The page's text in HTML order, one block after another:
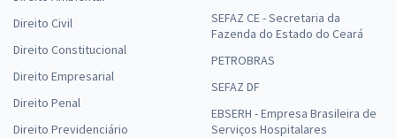
Direito Civil
Direito Constitucional
Direito Empresarial
Direito Penal
Direito Previdenciário
SEFAZ CE - Secretaria da
Fazenda do Estado do Ceará
PETROBRAS
SEFAZ DF
EBSERH - Empresa Brasileira de
Serviços Hospitalares